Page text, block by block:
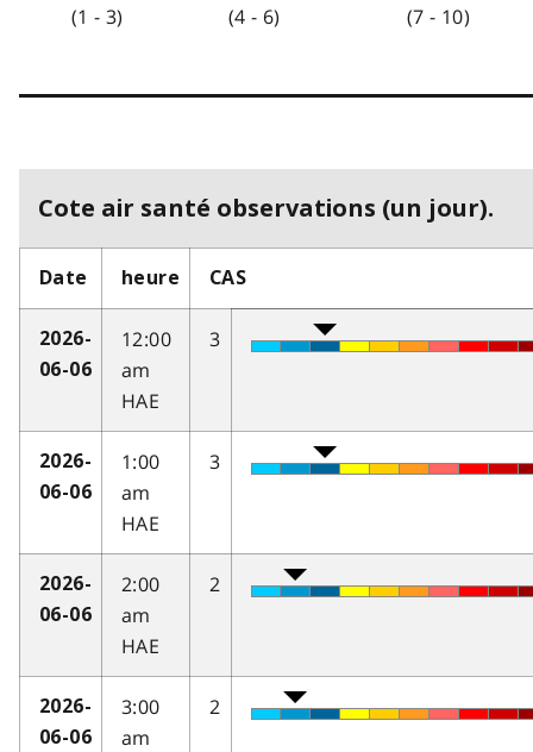
(1 - 3)
(4 - 6)
(7 - 10)
Cote air santé observations (un jour).
Date heure CAS
2026-
06-06
12:00
am
HAE
3
2026-
06-06
1:00
am
HAE
3
2026-
06-06
2:00
am
HAE
2
2026-
06-06
3:00
am
2